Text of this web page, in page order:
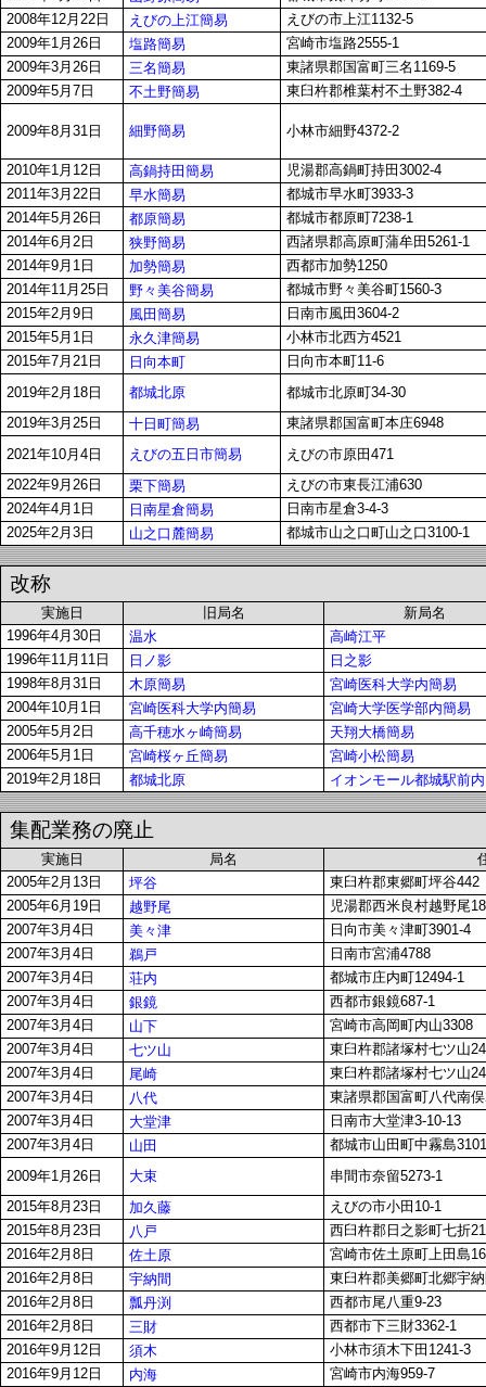
2008年12月22日
えびの上江簡易
えびの市上江1132-5
2009年1月26日
塩路簡易
宮崎市塩路2555-1
2009年3月26日
三名簡易
東諸県郡国富町三名1169-5
2009年5月7日
不土野簡易 東臼杵郡椎葉村不土野382-4
2009年8月31日 細野簡易 小林市細野4372-2
2010年1月12日 高鍋持田簡易
児湯郡高鍋町持田3002-4
2011年3月22日
早水簡易
都城市早水町3933-3
2014年5月26日
都原簡易
都城市都原町7238-1
2014年6月2日
狭野簡易
西諸県郡高原町蒲牟田5261-1
2014年9月1日
加勢簡易
西都市加勢1250
2014年11月25日
野々美谷簡易
都城市野々美谷町1560-3
2015年2月9日
風田簡易
日南市風田3604-2
2015年5月1日
永久津簡易
小林市北西方4521
2015年7月21日
日向本町
日向市本町11-6
2019年2月18日
都城北原
都城市北原町34-30
2019年3月25日
十日町簡易
東諸県郡国富町本庄6948
2021年10月4日
えびの五日市簡易
えびの市原田471
2022年9月26日
栗下簡易
えびの市東長江浦630
2024年4月1日
日南星倉簡易
日南市星倉3-4-3
2025年2月3日
山之口麓簡易 都城市山之口町山之口3100-1
改称
実施日 旧局名
新局名
1996年4月30日
温水
高崎江平
1996年11月11日
日ノ影
日之影
1998年8月31日
木原簡易
宮崎医科大学内簡易
2004年10月1日
宮崎医科大学内簡易
宮崎大学医学部内簡易
2005年5月2日
高千穂水ヶ崎簡易
天翔大橋簡易
2006年5月1日
宮崎桜ヶ丘簡易
宮崎小松簡易
2019年2月18日
都城北原 イオンモール都城駅前内
集配業務の廃止
実施日 局名
2005年2月13日
坪谷
東臼杵郡東郷町坪谷442
2005年6月19日
越野尾
児湯郡西米良村越野尾
2007年3月4日
美々津
日向市美々津町3901-4
2007年3月4日
鵜戸
日南市宮浦4788
2007年3月4日
荘内
都城市庄内町12494-1
2007年3月4日
銀鏡
西都市銀鏡687-1
2007年3月4日
山下
宮崎市高岡町内山3308
2007年3月4日
七ツ山
東臼杵郡諸塚村七ツ山
2007年3月4日
尾崎
東臼杵郡諸塚村七ツ山
2007年3月4日
八代
東諸県郡国富町八代南
2007年3月4日
大堂津
日南市大堂津3-10-13
2007年3月4日
山田
都城市山田町中霧島
2009年1月26日
大束
串間市奈留5273-1
2015年8月23日
加久藤
えびの市小田10-1
2015年8月23日
八戸
西臼杵郡日之影町七折
2016年2月8日
佐土原
宮崎市佐土原町上田島
2016年2月8日
宇納間
東臼杵郡美郷町北郷宇
2016年2月8日
瓢丹渕
西都市尾八重9-23
2016年2月8日
三財
西都市下三財3362-1
2016年9月12日
須木
小林市須木下田1241-3
2016年9月12日
内海 宮崎市内海959-7